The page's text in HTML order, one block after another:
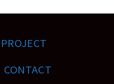
PROJECT
CONTACT